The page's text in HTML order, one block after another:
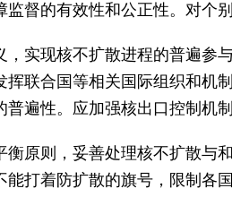
监督的有效性和公正性。对个
现核不扩散进程的普遍参与
挥联合国等相关国际组织和机
普遍性。应加强核出口控制机
则，妥善处理核不扩散与和
能打着防扩散的旗号，限制各